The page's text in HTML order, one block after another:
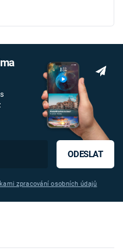
ODESLAT
zpracování osobních údajů